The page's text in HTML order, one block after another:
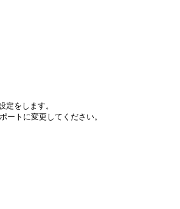
をします。
トに変更してください。